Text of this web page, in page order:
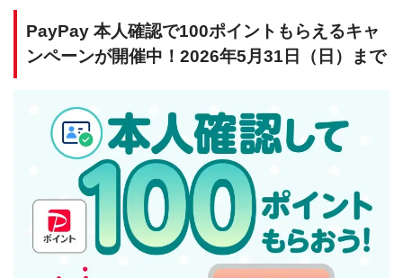
PayPay 本人確認で100ポイントもらえるキャ
ンペーンが開催中！2026年5月31日（日）まで